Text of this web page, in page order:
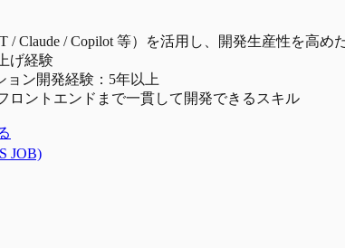
/ Claude / Copilot 等）を活用し、開発生産性を高め
げ経験
ョン開発経験：5年以上
ロントエンドまで一貫して開発できるスキル
JOB)